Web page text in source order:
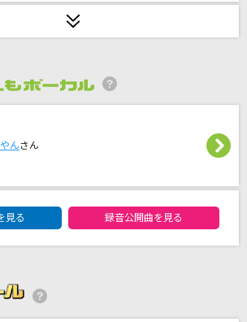
(かぐや ver.)
トロ
Kids!!
んさん
見る 録音公開曲を見る